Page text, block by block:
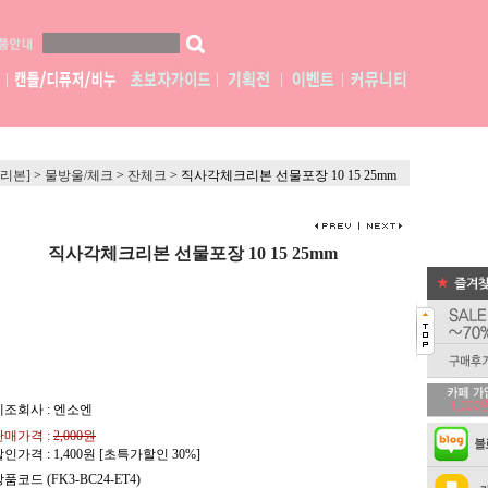
본] > 물방울/체크 > 잔체크 > 직사각체크리본 선물포장 10 15 25mm
직사각체크리본 선물포장 10 15 25mm
조회사 : 엔소엔
매가격 : 2,000원
인가격 : 1,400원 [초특가할인 30%]
품코드 (FK3-BC24-ET4)